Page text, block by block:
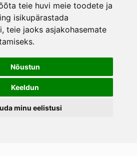
teie huvi meie toodete ja
isikupärastada
, teie jaoks asjakohasemate
.
Nõustun
Keeldun
minu eelistusi